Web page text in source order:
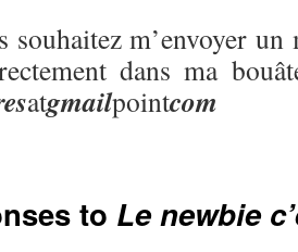
souhaitez m’envoyer
dans ma
atgmailpointcom
to Le newbie